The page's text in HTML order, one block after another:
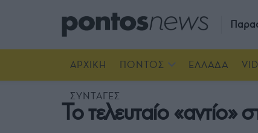
ΑΡΧΙΚΗ ΠΟΝΤΟΣ ΕΛΛΑΔΑ
ΣΥΝΤΑΓΕΣ
Το τελευταίο